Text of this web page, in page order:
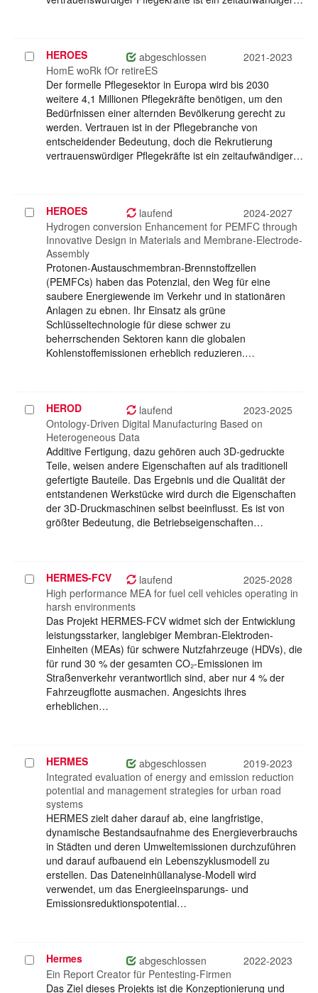
Projekt
auswählen
HEROES abgeschlossen
2021-2023
HomE woRk fOr retireES
Der formelle Pflegesektor in Europa wird bis 2030
weitere 4,1 Millionen Pflegekräfte benötigen, um den
Bedürfnissen einer alternden Bevölkerung gerecht zu
werden. Vertrauen ist in der Pflegebranche von
entscheidender Bedeutung, doch die Rekrutierung
vertrauenswürdiger Pflegekräfte ist ein zeitaufwändiger…
Projekt
auswählen
HEROES laufend
2024-2027
Hydrogen conversion Enhancement for PEMFC through
Innovative Design in Materials and Membrane-Electrode-
Assembly
Protonen-Austauschmembran-Brennstoffzellen
(PEMFCs) haben das Potenzial, den Weg für eine
saubere Energiewende im Verkehr und in stationären
Anlagen zu ebnen. Ihr Einsatz als grüne
Schlüsseltechnologie für diese schwer zu
beherrschenden Sektoren kann die globalen
Kohlenstoffemissionen erheblich reduzieren.…
Projekt
auswählen
HEROD laufend
2023-2025
Ontology-Driven Digital Manufacturing Based on
Heterogeneous Data
Additive Fertigung, dazu gehören auch 3D-gedruckte
Teile, weisen andere Eigenschaften auf als traditionell
gefertigte Bauteile. Das Ergebnis und die Qualität der
entstandenen Werkstücke wird durch die Eigenschaften
der 3D-Druckmaschinen selbst beeinflusst. Es ist von
größter Bedeutung, die Betriebseigenschaften…
Projekt
auswählen
HERMES-FCV laufend
2025-2028
High performance MEA for fuel cell vehicles operating in
harsh environments
Das Projekt HERMES-FCV widmet sich der Entwicklung
leistungsstarker, langlebiger Membran-Elektroden-
Einheiten (MEAs) für schwere Nutzfahrzeuge (HDVs), die
für rund 30 % der gesamten CO₂-Emissionen im
Straßenverkehr verantwortlich sind, aber nur 4 % der
Fahrzeugflotte ausmachen. Angesichts ihres
erheblichen…
Projekt
auswählen
HERMES abgeschlossen
2019-2023
Integrated evaluation of energy and emission reduction
potential and management strategies for urban road
systems
HERMES zielt daher darauf ab, eine langfristige,
dynamische Bestandsaufnahme des Energieverbrauchs
in Städten und deren Umweltemissionen durchzuführen
und darauf aufbauend ein Lebenszyklusmodell zu
erstellen. Das Dateneinhüllanalyse-Modell wird
verwendet, um das Energieeinsparungs- und
Emissionsreduktionspotential…
Projekt
auswählen
Hermes abgeschlossen
2022-2023
Ein Report Creator für Pentesting-Firmen
Das Ziel dieses Projekts ist die Konzeptionierung und